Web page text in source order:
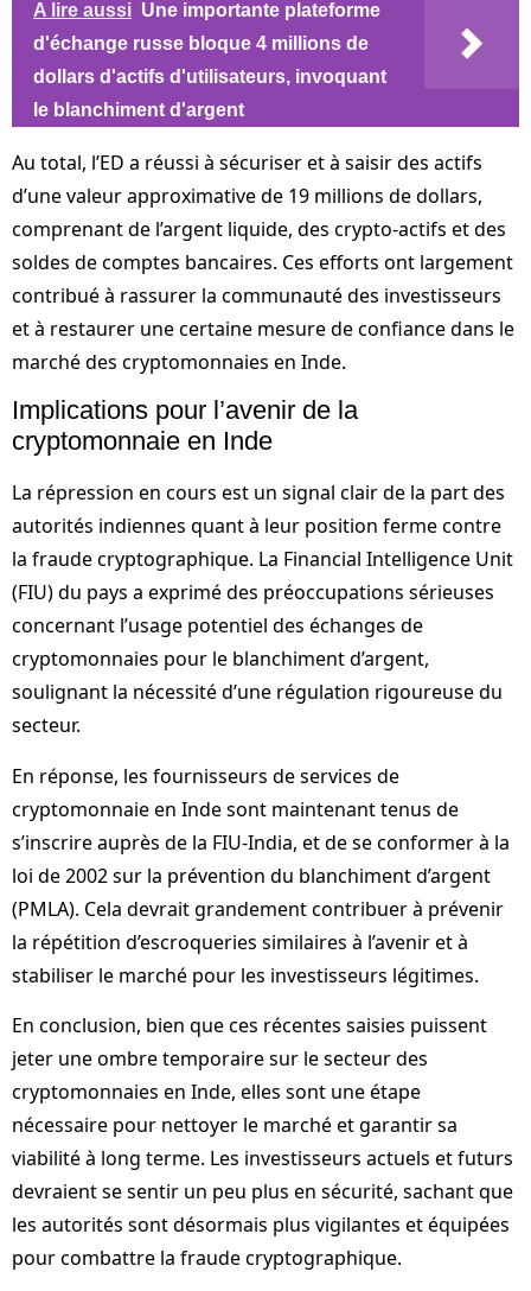
A lire aussi Une importante plateforme
d'échange russe bloque 4 millions de
dollars d'actifs d'utilisateurs, invoquant
le blanchiment d'argent
Au total, l’ED a réussi à sécuriser et à saisir des actifs
d’une valeur approximative de 19 millions de dollars,
comprenant de l’argent liquide, des crypto-actifs et des
soldes de comptes bancaires. Ces efforts ont largement
contribué à rassurer la communauté des investisseurs
et à restaurer une certaine mesure de confiance dans le
marché des cryptomonnaies en Inde.
Implications pour l’avenir de la
cryptomonnaie en Inde
La répression en cours est un signal clair de la part des
autorités indiennes quant à leur position ferme contre
la fraude cryptographique. La Financial Intelligence Unit
(FIU) du pays a exprimé des préoccupations sérieuses
concernant l’usage potentiel des échanges de
cryptomonnaies pour le blanchiment d’argent,
soulignant la nécessité d’une régulation rigoureuse du
secteur.
En réponse, les fournisseurs de services de
cryptomonnaie en Inde sont maintenant tenus de
s’inscrire auprès de la FIU-India, et de se conformer à la
loi de 2002 sur la prévention du blanchiment d’argent
(PMLA). Cela devrait grandement contribuer à prévenir
la répétition d’escroqueries similaires à l’avenir et à
stabiliser le marché pour les investisseurs légitimes.
En conclusion, bien que ces récentes saisies puissent
jeter une ombre temporaire sur le secteur des
cryptomonnaies en Inde, elles sont une étape
nécessaire pour nettoyer le marché et garantir sa
viabilité à long terme. Les investisseurs actuels et futurs
devraient se sentir un peu plus en sécurité, sachant que
les autorités sont désormais plus vigilantes et équipées
pour combattre la fraude cryptographique.